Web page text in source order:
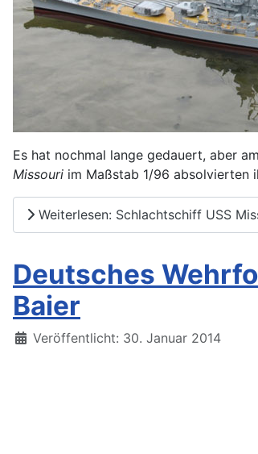
Es hat nochmal lange gedauert, aber
Missouri im Maßstab 1/96 absolvierten
Weiterlesen: Schlachtschiff USS
Deutsches
Baier
Details
Veröffentlicht: 30. Januar 2014